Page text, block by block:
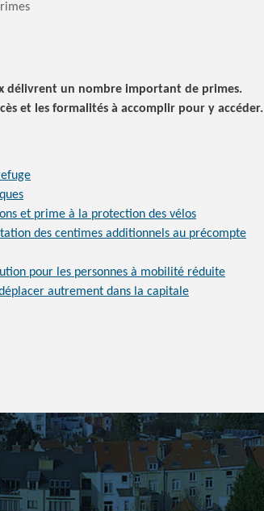
délivrent un nombre important de primes.
et les formalités à accomplir pour y accéder.
et prime à la protection des vélos
des centimes additionnels au précompte
pour les personnes à mobilité réduite
autrement dans la capitale